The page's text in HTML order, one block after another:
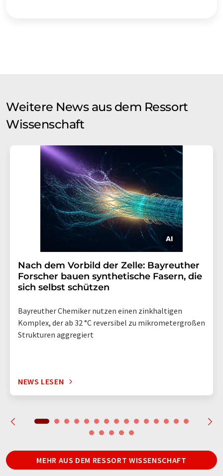
Weitere News aus dem Ressort
Wissenschaft
Nach dem Vorbild der Zelle: Bayreuther
Forscher bauen synthetische Fasern, die
sich selbst schützen
Bayreuther Chemiker nutzen einen zinkhaltigen
Komplex, der ab 32 °C reversibel zu mikrometergroßen
Strukturen aggregiert
NEWS LESEN
MEHR AUS DEM RESSORT WISSENSCHAFT